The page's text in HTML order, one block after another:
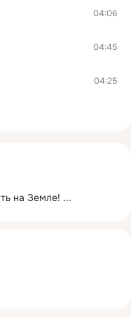
04:06
04:45
04:25
на Земле! ...